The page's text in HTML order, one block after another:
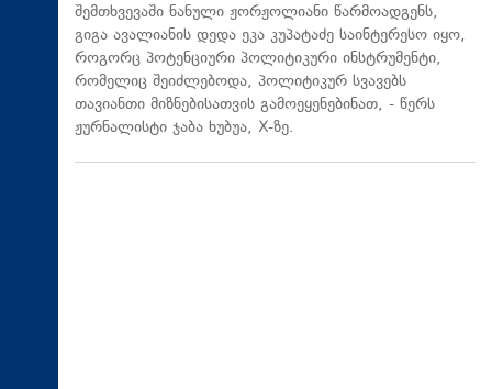
შემთხვევაში ნანული ჟორჟოლიანი წარმოადგენს,
გიგა ავალიანის დედა ეკა კუპატაძე საინტერესო იყო,
როგორც პოტენციური პოლიტიკური ინსტრუმენტი,
რომელიც შეიძლებოდა, პოლიტიკურ სვავებს
თავიანთი მიზნებისათვის გამოეყენებინათ, - წერს
ჟურნალისტი ჯაბა ხუბუა, X-ზე.